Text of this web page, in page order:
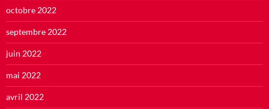
octobre 2022
septembre 2022
juin 2022
mai 2022
avril 2022